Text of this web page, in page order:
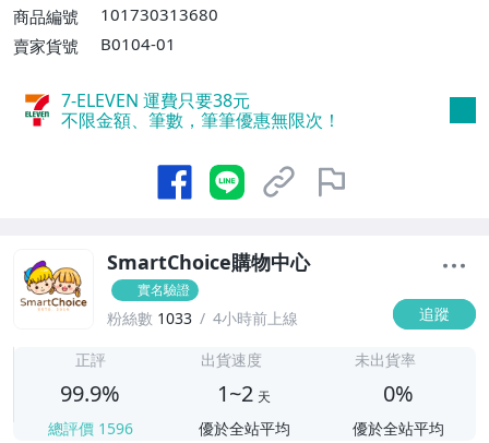
商品編號
101730313680
賣家貨號
B0104-01
7-ELEVEN 運費只要38元
不限金額、筆數，筆筆優惠無限次！
SmartChoice購物中心
實名驗證
粉絲數 1033 4小時前上線 追蹤
正評
99.9%
總評價 1596
出貨速度
1~2 天
優於全站平均
未出貨率
0%
優於全站平均